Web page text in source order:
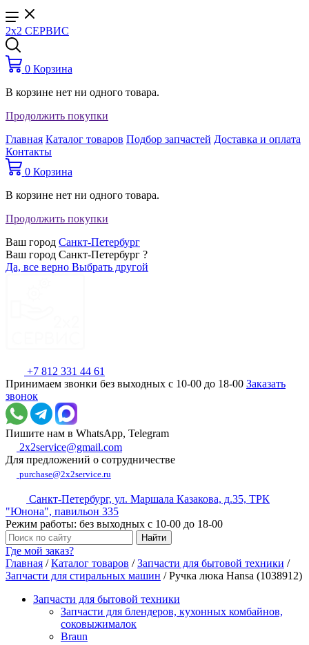
2x2 СЕРВИС
0 Корзина
В корзине нет ни одного товара.
Продолжить покупки
Главная Каталог товаров Подбор запчастей Доставка и оплата
Контакты
0 Корзина
В корзине нет ни одного товара.
Продолжить покупки
Ваш город Санкт-Петербург
Ваш город Санкт-Петербург ?
Да, все верно Выбрать другой
+7 812 331 44 61
Принимаем звонки без выходных с 10-00 до 18-00 Заказать
звонок
Пишите нам в WhatsApp, Telegram
2x2service@gmail.com
Для предложений о сотрудничестве
purchase@2x2service.ru
Санкт-Петербург, ул. Маршала Казакова, д.35, ТРК
"Юнона", павильон 335
Режим работы: без выходных с 10-00 до 18-00
Где мой заказ?
Главная /Каталог товаров /Запчасти для бытовой техники /
Запчасти для стиральных машин /Ручка люка Hansa (1038912)
Запчасти для бытовой техники
Запчасти для блендеров, кухонных комбайнов,
соковыжималок
Braun